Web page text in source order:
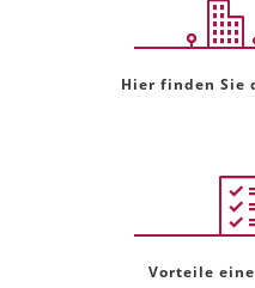
Hier finden Sie
Vorteile